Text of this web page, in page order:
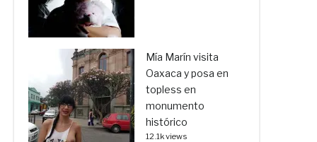
Mía Marín visita
Oaxaca y posa en
topless en
monumento
histórico
12.1k views